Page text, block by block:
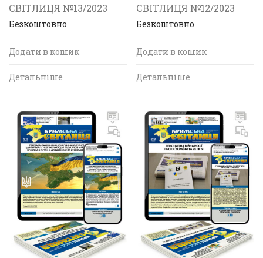
СВІТЛИЦЯ №13/2023
Безкоштовно
Додати в кошик
Детальніше
СВІТЛИЦЯ №12/2023
Безкоштовно
Додати в кошик
Детальніше